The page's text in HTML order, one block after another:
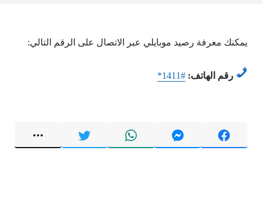
يمكنك معرفة رصيد موبايلي عبر الاتصال على الرقم التالي:
رقم الهاتف: *1411#